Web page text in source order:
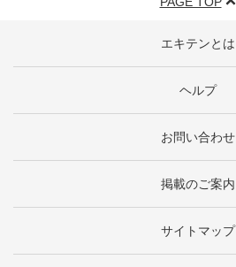
エキテンとは
ヘルプ
お問い合わせ
掲載のご案内
サイトマップ